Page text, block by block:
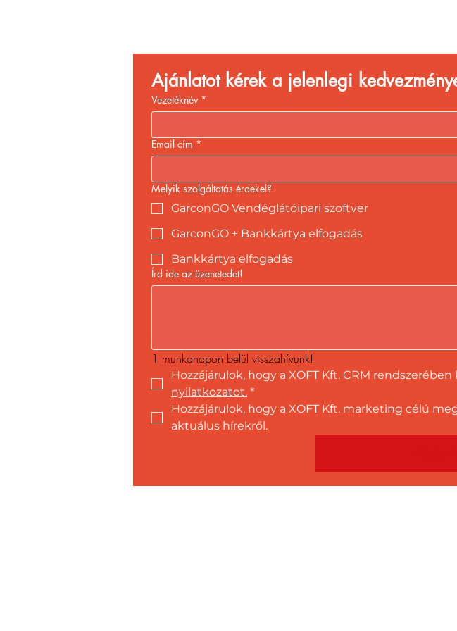
Ajánlatot kérek a jelenlegi
Vezetéknév *
Email cím *
Melyik szolgáltatás érdekel?
GarconGO Vendéglátóipari szoftver
GarconGO + Bankkártya elfogadás
Bankkártya elfogadás
Írd ide az üzenetedet!
1 munkanapon belül visszahívunk!
Hozzájárulok, hogy a XOFT Kft. CRM
nyilatkozatot. *
Hozzájárulok, hogy a XOFT Kft. marketing célú
aktuálus hírekről.